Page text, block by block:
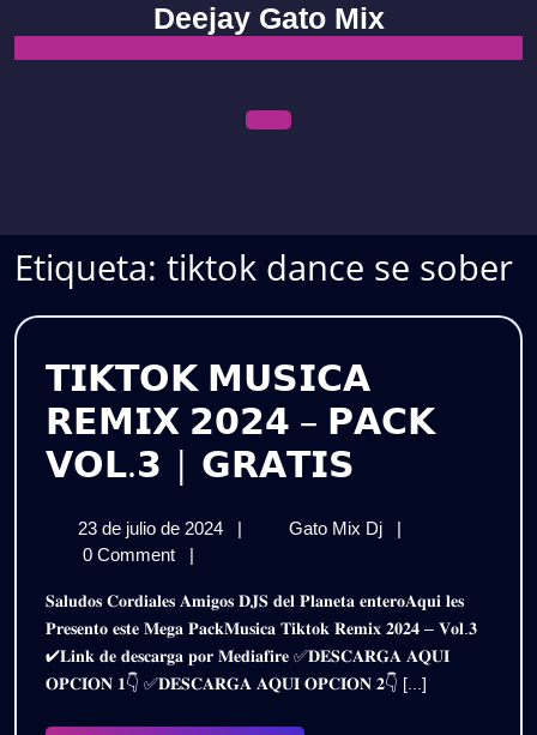
content
Deejay Gato Mix
Etiqueta: tiktok dance se sober
𝗧𝗜𝗞𝗧𝗢𝗞 𝗠𝗨𝗦𝗜𝗖𝗔
𝗥𝗘𝗠𝗜𝗫 𝟮𝟬𝟮𝟰 – 𝗣𝗔𝗖𝗞
𝗩𝗢𝗟.𝟯 | 𝗚𝗥𝗔𝗧𝗜𝗦
𝗥𝗘𝗠𝗜𝗫
𝟮𝟬𝟮𝟰
–
𝗣𝗔𝗖𝗞
23 de julio de 2024
23
de
2024
| Gato Mix Dj
𝗧𝗜𝗞𝗧𝗢𝗞
𝟮𝟬𝟮𝟰
–
𝗣𝗔𝗖𝗞
𝗩𝗢𝗟.𝟯
|
0 Comment
|
𝐒𝐚𝐥𝐮𝐝𝐨𝐬 𝐂𝐨𝐫𝐝𝐢𝐚𝐥𝐞𝐬 𝐀𝐦𝐢𝐠𝐨𝐬 𝐃𝐉𝐒 𝐝𝐞𝐥 𝐏𝐥𝐚𝐧𝐞𝐭𝐚 𝐞𝐧𝐭𝐞𝐫𝐨𝐀𝐪𝐮𝐢 𝐥𝐞𝐬
𝐏𝐫𝐞𝐬𝐞𝐧𝐭𝐨 𝐞𝐬𝐭𝐞 𝐌𝐞𝐠𝐚 𝐏𝐚𝐜𝐤𝐌𝐮𝐬𝐢𝐜𝐚 𝐓𝐢𝐤𝐭𝐨𝐤 𝐑𝐞𝐦𝐢𝐱 𝟐𝟎𝟐𝟒 – 𝐕𝐨𝐥.𝟑
✔𝐋𝐢𝐧𝐤 𝐝𝐞 𝐝𝐞𝐬𝐜𝐚𝐫𝐠𝐚 𝐩𝐨𝐫 𝐌𝐞𝐝𝐢𝐚𝐟𝐢𝐫𝐞 ✅𝐃𝐄𝐒𝐂𝐀𝐑𝐆𝐀 𝐀𝐐𝐔𝐈
𝐎𝐏𝐂𝐈𝐎𝐍 𝟏👇 ✅𝐃𝐄𝐒𝐂𝐀𝐑𝐆𝐀 𝐀𝐐𝐔𝐈 𝐎𝐏𝐂𝐈𝐎𝐍 𝟐👇 [...]